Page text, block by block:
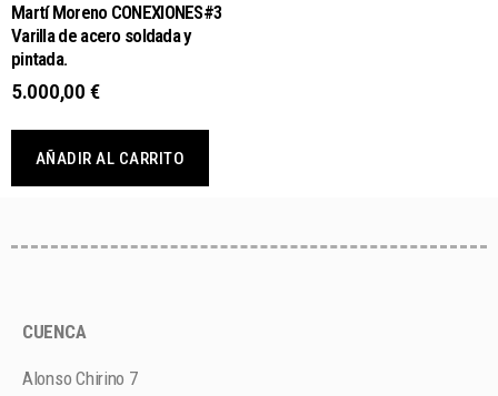
Martí Moreno CONEXIONES#3
Varilla de acero soldada y
pintada.
5.000,00 €
AÑADIR AL CARRITO
CUENCA
Alonso Chirino 7